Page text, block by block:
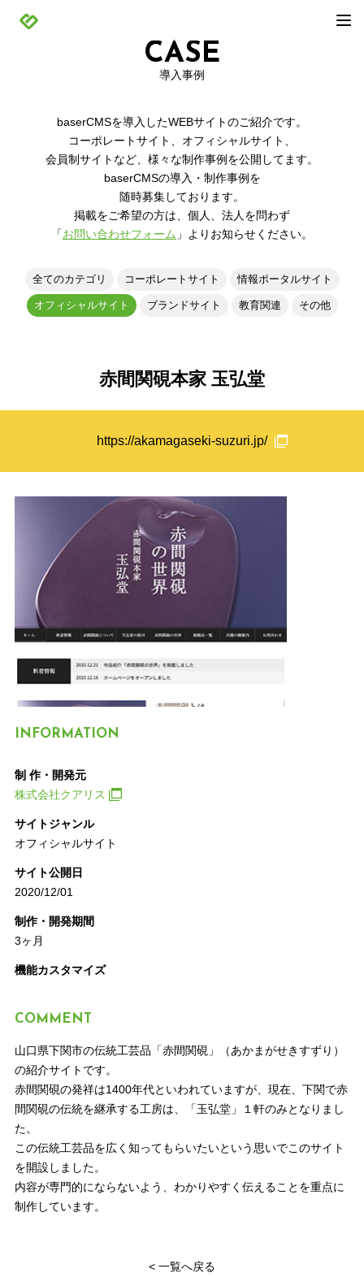
CASE
導入事例
baserCMSを導入したWEBサイトのご紹介です。
コーポレートサイト、オフィシャルサイト、
会員制サイトなど、様々な制作事例を公開してます。
baserCMSの導入・制作事例を
随時募集しております。
掲載をご希望の方は、個人、法人を問わず
「お問い合わせフォーム 」よりお知らせください。
全てのカテゴリ コーポレートサイト 情報ポータルサイト
オフィシャルサイト ブランドサイト 教育関連 その他
赤間関硯本家 玉弘堂
https://akamagaseki-suzuri.jp/
INFORMATION
制 作・開発元
株式会社クアリス
サイトジャンル
オフィシャルサイト
サイト公開日
2020/12/01
制作・開発期間
3ヶ月
機能カスタマイズ
COMMENT
山口県下関市の伝統工芸品「赤間関硯」（あかまがせきすずり）
の紹介サイトです。
赤間関硯の発祥は1400年代といわれていますが、現在、下関で赤
間関硯の伝統を継承する工房は、「玉弘堂」１軒のみとなりまし
た。
この伝統工芸品を広く知ってもらいたいという思いでこのサイト
を開設しました。
内容が専門的にならないよう、わかりやすく伝えることを重点に
制作しています。
< 一覧へ戻る